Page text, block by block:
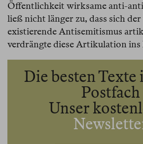
Öffentlichkeit wirksame anti-
ließ nicht länger zu, dass sich
existierende Antisemitismus
verdrängte diese Artikulation ins
Die besten Texte
Postfach
Unser